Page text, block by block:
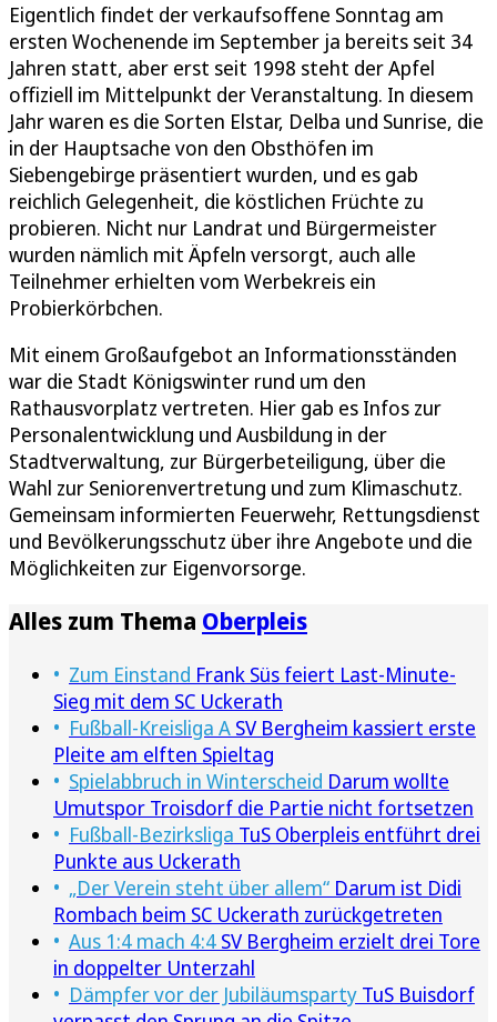
Eigentlich findet der verkaufsoffene Sonntag am
ersten Wochenende im September ja bereits seit 34
Jahren statt, aber erst seit 1998 steht der Apfel
offiziell im Mittelpunkt der Veranstaltung. In diesem
Jahr waren es die Sorten Elstar, Delba und Sunrise, die
in der Hauptsache von den Obsthöfen im
Siebengebirge präsentiert wurden, und es gab
reichlich Gelegenheit, die köstlichen Früchte zu
probieren. Nicht nur Landrat und Bürgermeister
wurden nämlich mit Äpfeln versorgt, auch alle
Teilnehmer erhielten vom Werbekreis ein
Probierkörbchen.
Mit einem Großaufgebot an Informationsständen
war die Stadt Königswinter rund um den
Rathausvorplatz vertreten. Hier gab es Infos zur
Personalentwicklung und Ausbildung in der
Stadtverwaltung, zur Bürgerbeteiligung, über die
Wahl zur Seniorenvertretung und zum Klimaschutz.
Gemeinsam informierten Feuerwehr, Rettungsdienst
und Bevölkerungsschutz über ihre Angebote und die
Möglichkeiten zur Eigenvorsorge.
Alles zum Thema Oberpleis
Zum Einstand Frank Süs feiert Last-Minute-
Sieg mit dem SC Uckerath
Fußball-Kreisliga A SV Bergheim kassiert erste
Pleite am elften Spieltag
Spielabbruch in Winterscheid Darum wollte
Umutspor Troisdorf die Partie nicht fortsetzen
Fußball-Bezirksliga TuS Oberpleis entführt drei
Punkte aus Uckerath
„Der Verein steht über allem“ Darum ist Didi
Rombach beim SC Uckerath zurückgetreten
Aus 1:4 mach 4:4 SV Bergheim erzielt drei Tore
in doppelter Unterzahl
Dämpfer vor der Jubiläumsparty TuS Buisdorf